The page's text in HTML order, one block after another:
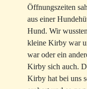
Öffnungszeiten
aus einer
Hund. Wir
kleine Kirby war
war oder ein
Kirby sich auch.
Kirby hat bei uns